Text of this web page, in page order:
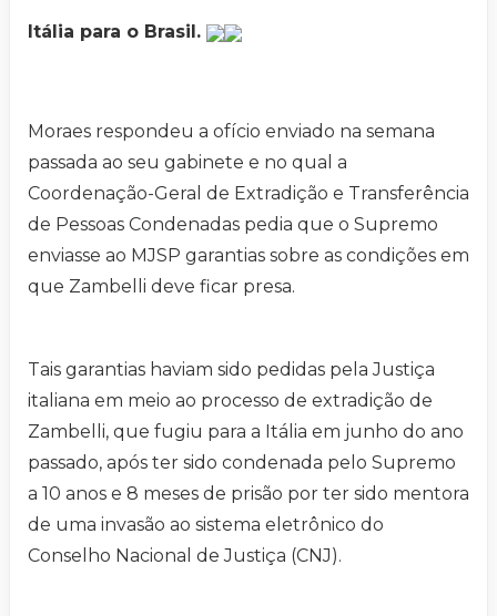
Itália para o Brasil.
Moraes respondeu a ofício enviado na semana
passada ao seu gabinete e no qual a
Coordenação-Geral de Extradição e Transferência
de Pessoas Condenadas pedia que o Supremo
enviasse ao MJSP garantias sobre as condições em
que Zambelli deve ficar presa.
Tais garantias haviam sido pedidas pela Justiça
italiana em meio ao processo de extradição de
Zambelli, que fugiu para a Itália em junho do ano
passado, após ter sido condenada pelo Supremo
a 10 anos e 8 meses de prisão por ter sido mentora
de uma invasão ao sistema eletrônico do
Conselho Nacional de Justiça (CNJ).